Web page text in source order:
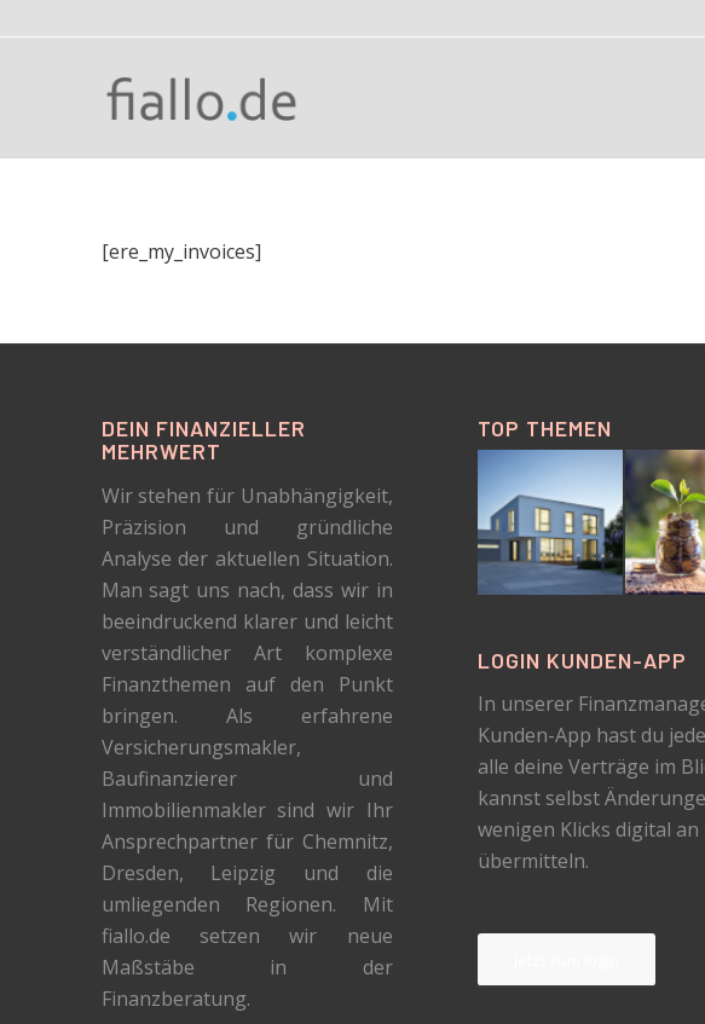
[ere_my_invoices]
DEIN FINANZIELLER
MEHRWERT
Wir stehen für Unabhängigkeit,
Präzision und gründliche
Analyse der aktuellen Situation.
Man sagt uns nach, dass wir in
beeindruckend klarer und leicht
verständlicher Art komplexe
Finanzthemen auf den Punkt
bringen. Als erfahrene
Versicherungsmakler,
Baufinanzierer und
Immobilienmakler sind wir Ihr
Ansprechpartner für Chemnitz,
Dresden, Leipzig und die
umliegenden Regionen. Mit
fiallo.de setzen wir neue
Maßstäbe in der
Finanzberatung.
TOP THEMEN
LOGIN KUNDEN-APP
In unserer
Kunden-App hast du
alle deine Verträge im
kannst selbst
wenigen Klicks digital an
übermitteln.